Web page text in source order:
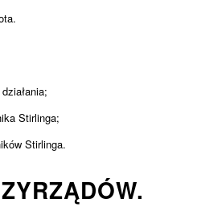
Stirlinga;
Stirlinga.